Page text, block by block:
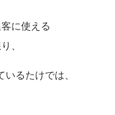
に使える
、
るたけでは、